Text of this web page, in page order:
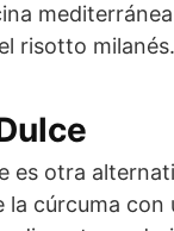
risotto milanés.
es otra
la cúrcuma